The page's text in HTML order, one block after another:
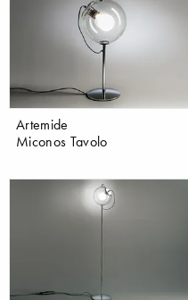
Artemide
Miconos Tavolo